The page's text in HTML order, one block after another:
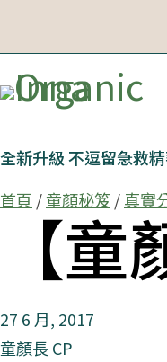
全新升級 不逗留急救
首頁 /童顏秘笈/真實
【
27 6 月, 2017
童顏長 CP